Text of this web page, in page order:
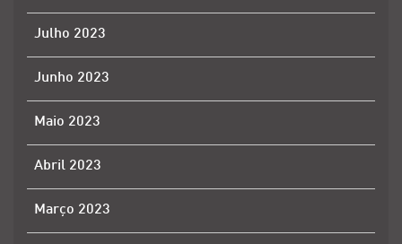
Julho 2023
Junho 2023
Maio 2023
Abril 2023
Março 2023